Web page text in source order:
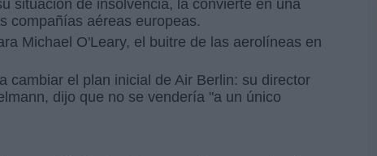
situación de insolvencia, la convierte en una
compañías aéreas europeas.
Michael O'Leary, el buitre de las aerolíneas en
cambiar el plan inicial de Air Berlin: su director
dijo que no se vendería "a un único